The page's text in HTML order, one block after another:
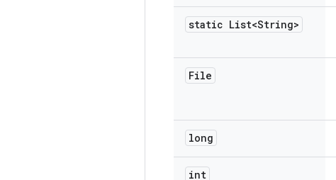
static List<String>
File
long
int